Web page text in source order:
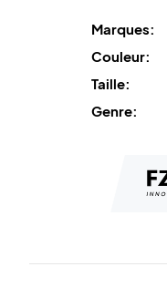
Marques:
Couleur:
Taille:
Genre: